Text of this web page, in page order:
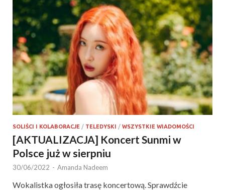
SOLIŚCI I KOLABORACJE / TELEDYSKI / WSZYSTKIE WIADOMOŚCI
[AKTUALIZACJA] Koncert Sunmi w
Polsce już w sierpniu
30/06/2022 - Amanda Nadeem
Wokalistka ogłosiła trasę koncertową. Sprawdźcie